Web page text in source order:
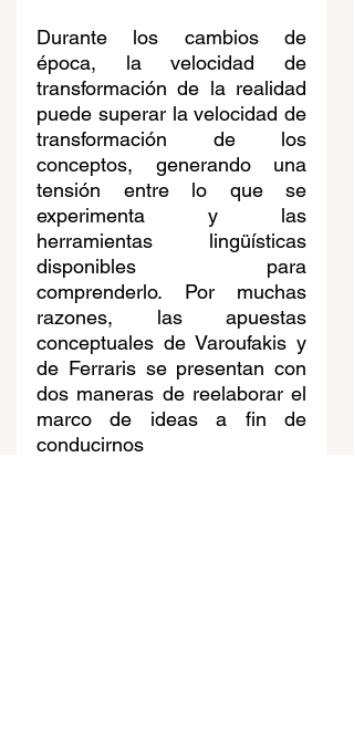
Durante los cambios de
época, la velocidad de
transformación de la realidad
puede superar la velocidad de
transformación de los
conceptos, generando una
tensión entre lo que se
experimenta y las
herramientas lingüísticas
disponibles para
comprenderlo. Por muchas
razones, las apuestas
conceptuales de Varoufakis y
de Ferraris se presentan con
dos maneras de reelaborar el
marco de ideas a fin de
conducirnos